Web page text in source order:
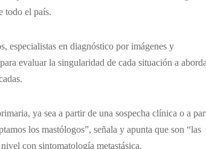
todo el país.
especialistas en diagnóstico por imágenes y
evaluar la singularidad de cada situación a
ya sea a partir de una sospecha clínica o a
los mastólogos”, señala y apunta que son “las
con sintomatología metastásica.